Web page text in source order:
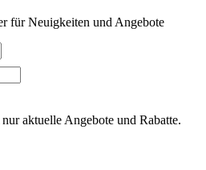
für Neuigkeiten und Angebote
aktuelle Angebote und Rabatte.